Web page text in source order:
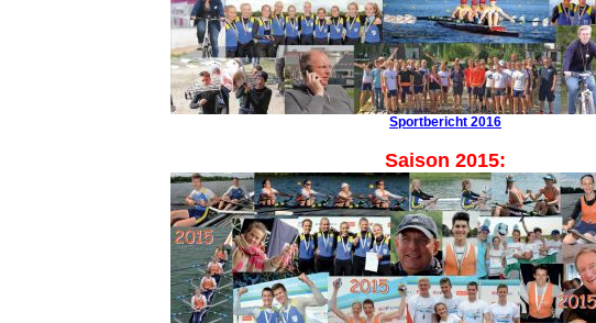
Sportbericht 2016
Saison 2015: